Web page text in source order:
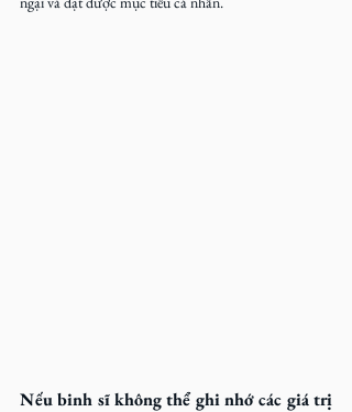
Nếu binh sĩ không thể ghi nhớ các giá trị